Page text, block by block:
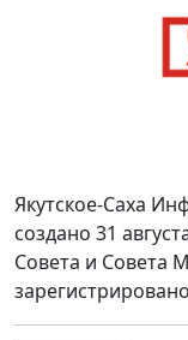
Якутское-Саха
создано 31
Совета и Совета